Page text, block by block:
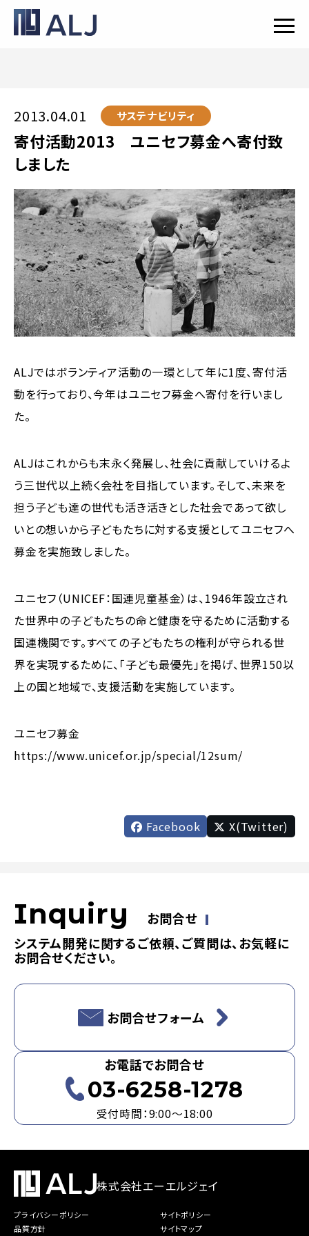
2013.04.01 サステナビリティ
寄付活動2013 ユニセフ募金へ寄付致
しました
ALJではボランティア活動の一環として年に1度、寄付活
動を行っており、今年はユニセフ募金へ寄付を行いまし
た。
ALJはこれからも末永く発展し、社会に貢献していけるよ
う三世代以上続く会社を目指しています。そして、未来を
担う子ども達の世代も活き活きとした社会であって欲し
いとの想いから子どもたちに対する支援としてユニセフへ
募金を実施致しました。
ユニセフ（UNICEF：国連児童基金）は、1946年設立され
た世界中の子どもたちの命と健康を守るために活動する
国連機関です。すべての子どもたちの権利が守られる世
界を実現するために、「子ども最優先」を掲げ、世界150以
上の国と地域で、支援活動を実施しています。
ユニセフ募金
https://www.unicef.or.jp/special/12sum/
Facebook X(Twitter)
Inquiry
お問合せ
システム開発に関するご依頼、ご質問は、お気軽に
お問合せください。
お問合せフォーム
お電話でお問合せ
03-6258-1278
受付時間：9:00～18:00
株式会社エーエルジェイ
プライバシーポリシー
品質方針
サイトポリシー
サイトマップ